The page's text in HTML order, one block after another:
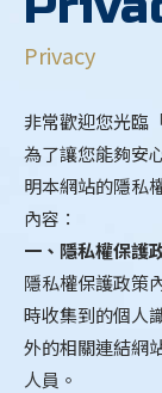
Privacy
非常歡迎您光臨
為了讓您能夠安
明本網站的隱私
內容：
一、隱私權保護
隱私權保護政策
時收集到的個人
外的相關連結網
人員。